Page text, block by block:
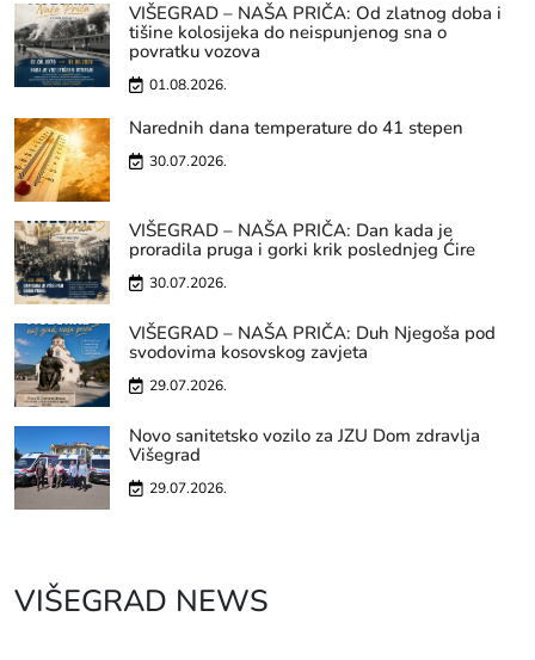
VIŠEGRAD – NAŠA PRIČA: Od zlatnog doba i
tišine kolosijeka do neispunjenog sna o
povratku vozova
01.08.2026.
Narednih dana temperature do 41 stepen
30.07.2026.
VIŠEGRAD – NAŠA PRIČA: Dan kada je
proradila pruga i gorki krik poslednjeg Ćire
30.07.2026.
VIŠEGRAD – NAŠA PRIČA: Duh Njegoša pod
svodovima kosovskog zavjeta
29.07.2026.
Novo sanitetsko vozilo za JZU Dom zdravlja
Višegrad
29.07.2026.
VIŠEGRAD NEWS